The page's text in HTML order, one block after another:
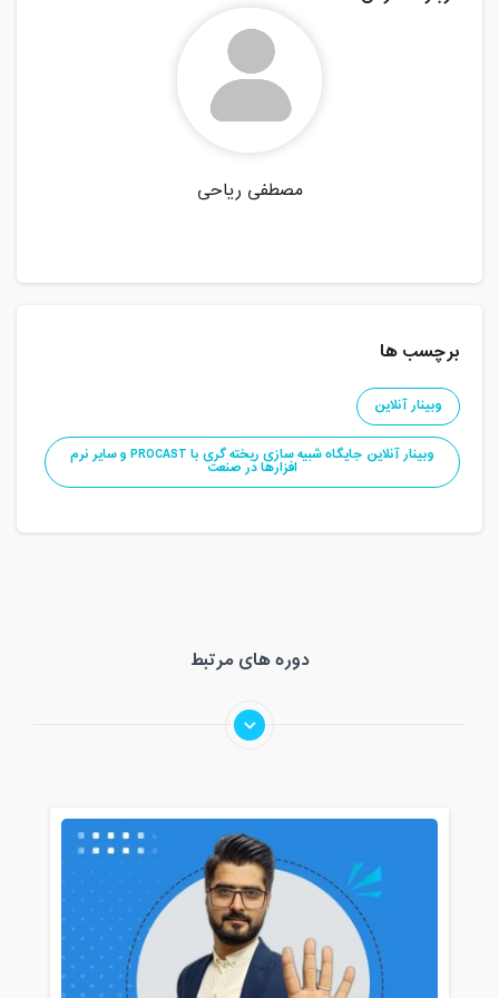
مصطفی ریاحی
برچسب ها
وبینار آنلاین
وبینار آنلاین جایگاه شبیه سازی ریخته گری با PROCAST و سایر نرم
افزارها در صنعت
دوره های مرتبط